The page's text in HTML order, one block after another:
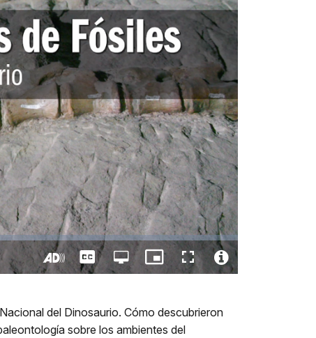
Description
CaptionsOpen
quality
Picture-
in-
Fullscreen
del Dinosaurio. Cómo descubrieron
sobre los ambientes del